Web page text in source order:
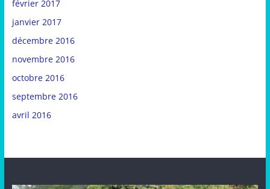
février 2017
janvier 2017
décembre 2016
novembre 2016
octobre 2016
septembre 2016
avril 2016